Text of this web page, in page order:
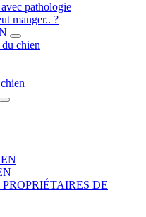
pathologie
manger.. ?
du chien
DE